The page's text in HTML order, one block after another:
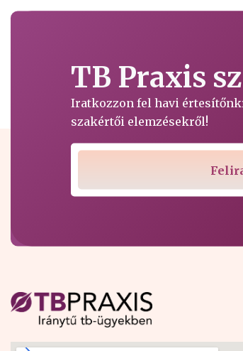
TB Praxis
Iratkozzon fel havi
szakértői elemzésekről!